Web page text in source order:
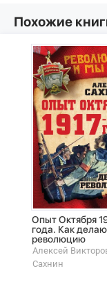
Похожие
Опыт Октября
года. Как
революцию
Алексей
Сахнин